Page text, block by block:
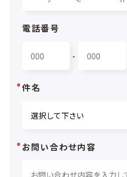
電話番号
-
件名
お問い合わせ内容